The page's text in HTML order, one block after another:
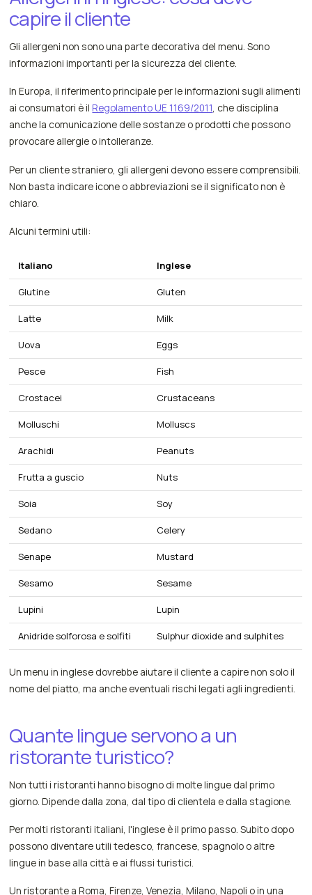
capire il cliente
Gli allergeni non sono una parte decorativa del menu. Sono
informazioni importanti per la sicurezza del cliente.
In Europa, il riferimento principale per le informazioni sugli alimenti
ai consumatori è il Regolamento UE 1169/2011, che disciplina
anche la comunicazione delle sostanze o prodotti che possono
provocare allergie o intolleranze.
Per un cliente straniero, gli allergeni devono essere comprensibili.
Non basta indicare icone o abbreviazioni se il significato non è
chiaro.
Alcuni termini utili:
Italiano Inglese
Glutine Gluten
Latte Milk
Uova Eggs
Pesce Fish
Crostacei Crustaceans
Molluschi Molluscs
Arachidi Peanuts
Frutta a guscio Nuts
Soia Soy
Sedano Celery
Senape Mustard
Sesamo Sesame
Lupini Lupin
Anidride solforosa e solfiti Sulphur dioxide and sulphites
Un menu in inglese dovrebbe aiutare il cliente a capire non solo il
nome del piatto, ma anche eventuali rischi legati agli ingredienti.
Quante lingue servono a un
ristorante turistico?
Non tutti i ristoranti hanno bisogno di molte lingue dal primo
giorno. Dipende dalla zona, dal tipo di clientela e dalla stagione.
Per molti ristoranti italiani, l'inglese è il primo passo. Subito dopo
possono diventare utili tedesco, francese, spagnolo o altre
lingue in base alla città e ai flussi turistici.
Un ristorante a Roma, Firenze, Venezia, Milano, Napoli o in una